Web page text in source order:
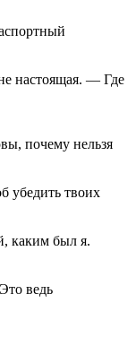
настоящая. — Где
почему нельзя
убедить твоих
каким был я.
ведь